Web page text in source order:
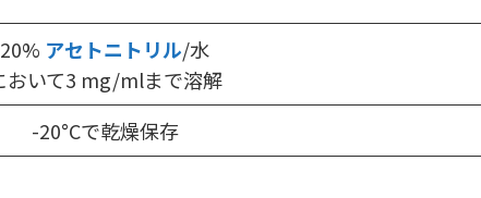
20% アセトニトリル/水
おいて3 mg/mlまで溶解
-20°Cで乾燥保存